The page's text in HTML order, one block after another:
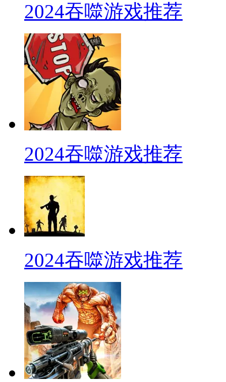
2024吞噬游戏推荐
2024吞噬游戏推荐
2024吞噬游戏推荐